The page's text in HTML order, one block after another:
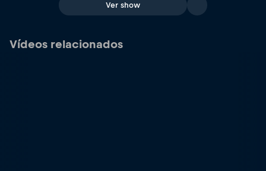
Ver show
Vídeos relacionados